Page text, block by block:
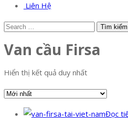
Liên Hệ
Van cầu Firsa
Hiển thị kết quả duy nhất
Đọc